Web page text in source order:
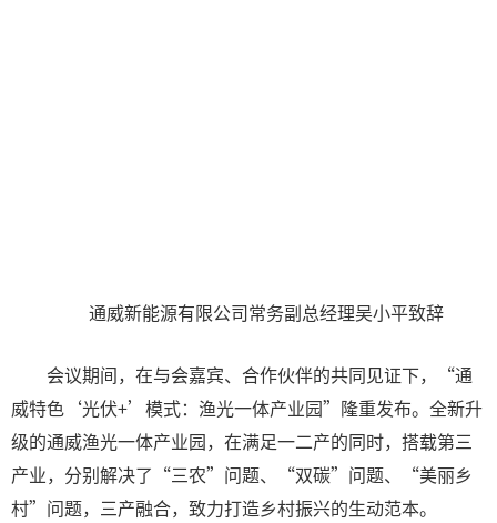
通威新能源有限公司常务副总经理吴小平致辞
会议期间，在与会嘉宾、合作伙伴的共同见证下，“通
威特色‘光伏+’模式：渔光一体产业园”隆重发布。全新升
级的通威渔光一体产业园，在满足一二产的同时，搭载第三
产业，分别解决了“三农”问题、“双碳”问题、“美丽乡
村”问题，三产融合，致力打造乡村振兴的生动范本。